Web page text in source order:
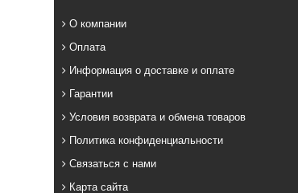
О компании
Оплата
Информация о доставке и оплате
Гарантии
Условия возврата и обмена товаров
Политика конфиденциальности
Связаться с нами
Карта сайта